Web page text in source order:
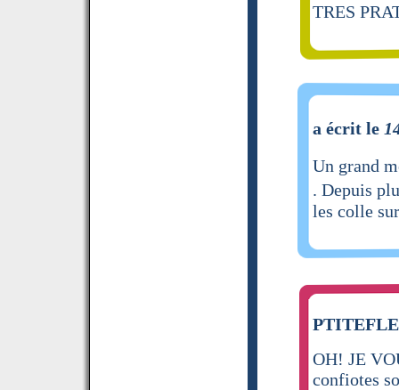
TRES
a écrit le
Un grand
. Depuis
les colle
OH! JE
confiotes